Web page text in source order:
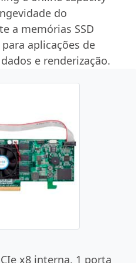
do
a memórias SSD
aplicações de
e renderização.
x8 interna, 1 porta